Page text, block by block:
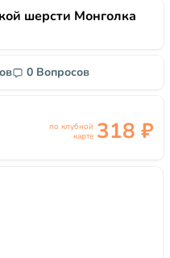
шерсти Монголка
0 Вопросов
по клубной
карте 318 ₽